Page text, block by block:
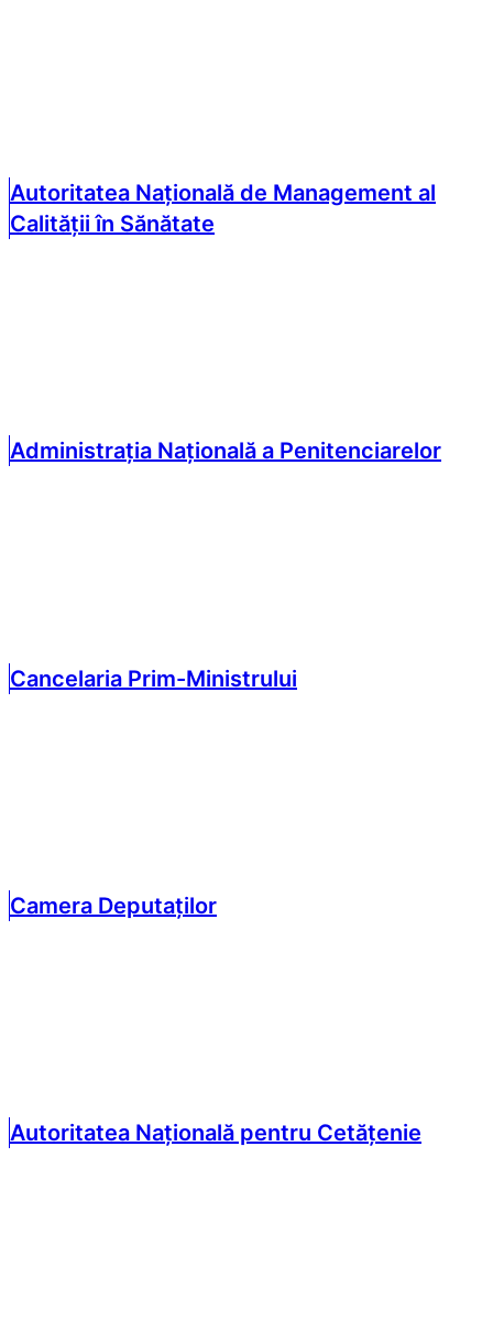
Autoritatea Națională de Management al
Calității în Sănătate
Administrația Națională a Penitenciarelor
Cancelaria Prim-Ministrului
Camera Deputaților
Autoritatea Națională pentru Cetățenie